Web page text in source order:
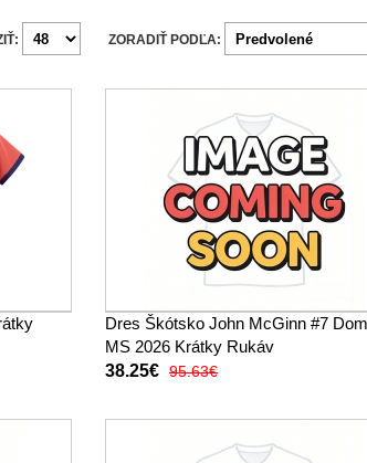
ZORADIŤ PODĽA:
Dres Škótsko John McGinn #7
MS 2026 Krátky Rukáv
38.25€ 95.63€